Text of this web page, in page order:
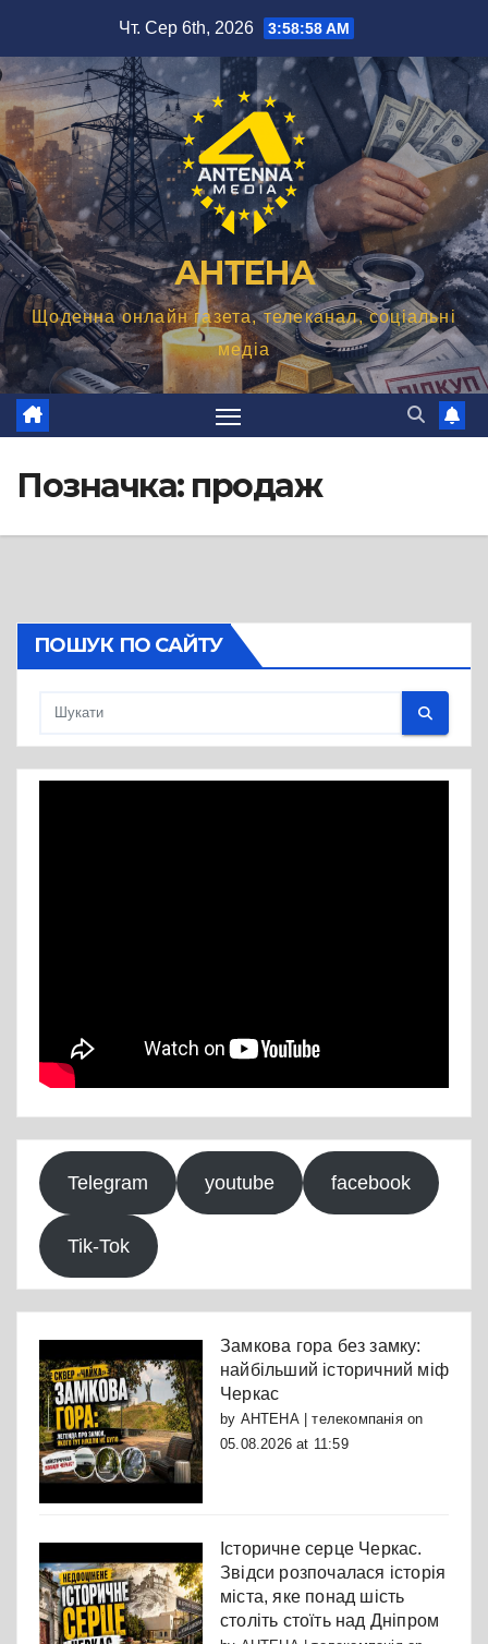
вмісту
Чт. Сер 6th, 2026 3:58:59 AM
АНТЕНА
Щоденна онлайн газета, телеканал, соціальні
медіа
Позначка: продаж
ПОШУК ПО САЙТУ
Telegram youtube facebook
Tik-Tok
Замкова гора без замку:
найбільший історичний міф
Черкас
by АНТЕНА | телекомпаніяon
05.08.2026 at 11:59
Історичне серце Черкас.
Звідси розпочалася історія
міста, яке понад шість
століть стоїть над Дніпром